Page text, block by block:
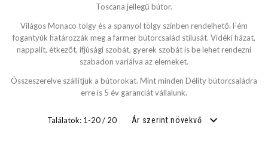
cm
cm
Toscana jellegű bútor.
Világos Monaco tölgy és a spanyol tölgy színben rendelhető. Fém
fogantyúk határozzák meg a farmer bútorcsalád stílusát. Vidéki házat,
nappalit, étkezőt, ifjúsági szobát, gyerek szobát is be lehet rendezni
szabadon variálva az elemeket.
Összeszerelve szállítjuk a bútorokat. Mint minden Délity bútorcsaládra
erre is 5 év garanciát vállalunk.
Találatok: 1-20 / 20 Ár szerint növekvő